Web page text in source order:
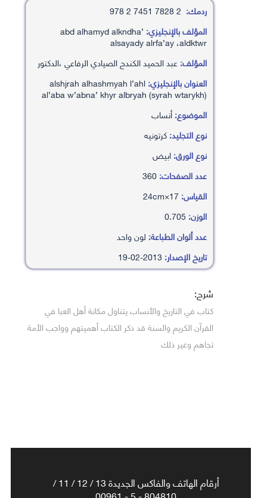
ردمك:
المؤلف بالإنجليزي: ’abd alhamyd alkndha
alsayady alrfa’ay ،aldktwr
المؤلف:عبد الحميد الكندح الصيادي الرفاعي ،الدكتور
العنوان بالإنجليزي:alshjrah alhashmyah l’ahl
al’aba w’abna’ khyr albryah (syrah wtarykh)
الموضوع:أنساب
نوع التجليد:كرتونيه
نوع الورق:ابيض
عدد الصفحات:
القياس:
الوزن:
عدد ألوان الطباعة: لون واحد
تاريخ الإصدار:
شرح:
كتاب في التاريخ والأنساب يتناول مكانة أهل العبا في
القرآن الكريم والسنة قد ذكر الكتاب أهميتهم وواجب الأمة
تجاهم وغير ذلك
أرقام الهاتف والفاكس الجديدة 13 / 12 / 11 /